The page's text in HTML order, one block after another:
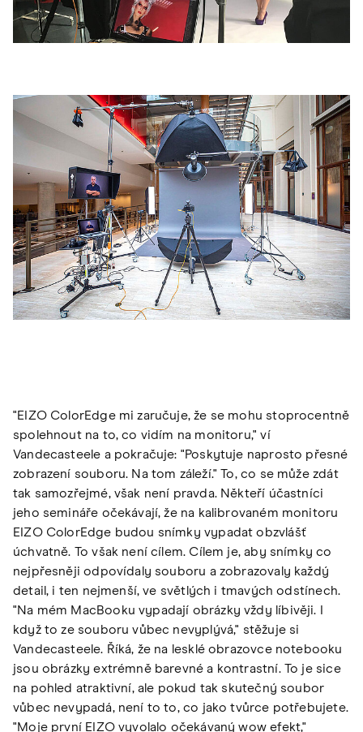
"EIZO ColorEdge mi zaručuje, že se mohu stoprocentně
spolehnout na to, co vidím na monitoru," ví
Vandecasteele a pokračuje: "Poskytuje naprosto přesné
zobrazení souboru. Na tom záleží." To, co se může zdát
tak samozřejmé, však není pravda. Někteří účastníci
jeho semináře očekávají, že na kalibrovaném monitoru
EIZO ColorEdge budou snímky vypadat obzvlášť
úchvatně. To však není cílem. Cílem je, aby snímky co
nejpřesněji odpovídaly souboru a zobrazovaly každý
detail, i ten nejmenší, ve světlých i tmavých odstínech.
"Na mém MacBooku vypadají obrázky vždy líbivěji. I
když to ze souboru vůbec nevyplývá," stěžuje si
Vandecasteele. Říká, že na lesklé obrazovce notebooku
jsou obrázky extrémně barevné a kontrastní. To je sice
na pohled atraktivní, ale pokud tak skutečný soubor
vůbec nevypadá, není to to, co jako tvůrce potřebujete.
"Moje první EIZO vyvolalo očekávaný wow efekt,"